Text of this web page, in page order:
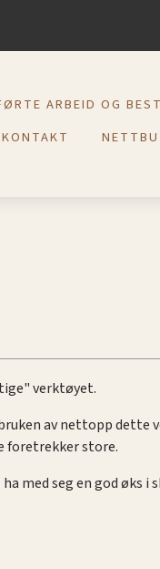
ARBEID OG
KONTAKT
verktøyet.
av nettopp
foretrekker store.
med seg en god øks i